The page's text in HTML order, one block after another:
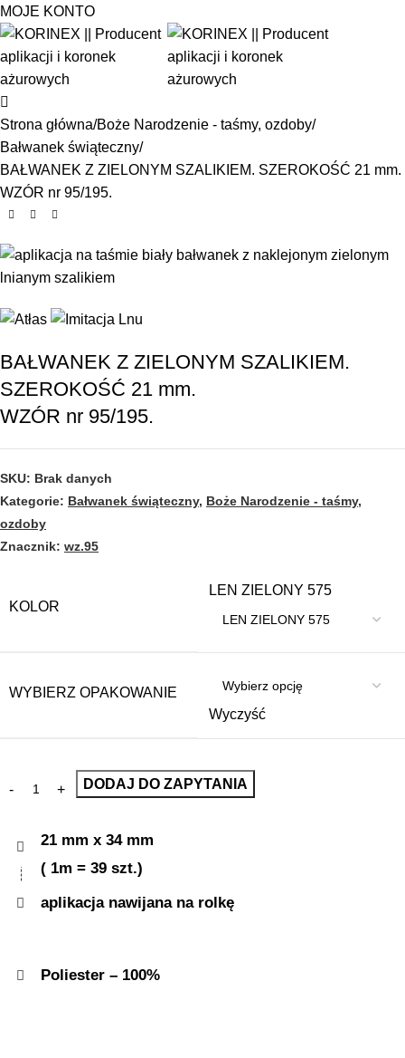
MOJE KONTO
Strona główna Boże Narodzenie - taśmy, ozdoby
Bałwanek świąteczny
BAŁWANEK Z ZIELONYM SZALIKIEM. SZEROKOŚĆ 21 mm.
WZÓR nr 95/195.
BAŁWANEK Z ZIELONYM SZALIKIEM.
SZEROKOŚĆ 21 mm.
WZÓR nr 95/195.
SKU: Brak danych
Kategorie: Bałwanek świąteczny, Boże Narodzenie - taśmy,
ozdoby
Znacznik: wz.95
KOLOR
LEN ZIELONY 575
WYBIERZ OPAKOWANIE
Wyczyść
DODAJ DO ZAPYTANIA
21 mm x 34 mm
( 1m = 39 szt.)
aplikacja nawijana na rolkę
Poliester – 100%